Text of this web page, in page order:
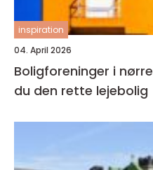
inspiration
04. April 2026
Boligforeninger i nørresundby
du den rette lejebolig